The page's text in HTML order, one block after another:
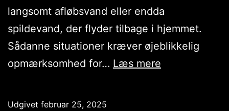
langsomt afløbsvand eller endda
spildevand, der flyder tilbage i hjemmet.
Sådanne situationer kræver øjeblikkelig
opmærksomhed for… Læs mere
Udgivet februar 25, 2025